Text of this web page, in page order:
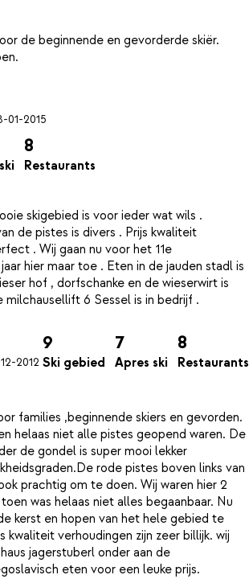
de beginnende en gevorderde skiër.
01-2015
8
Restaurants
skigebied is voor ieder wat wils .
de pistes is divers . Prijs kwaliteit
. Wij gaan nu voor het 11e
hier maar toe . Eten in de jauden stadl is
hof , dorfschanke en de wieserwirt is
2012
9
Ski gebied
7
Apres ski
8
Restaurants
families ,beginnende skiers en gevorden.
helaas niet alle pistes geopend waren. De
de gondel is super mooi lekker
rode pistes boven links van
prachtig om te doen. Wij waren hier 2
was helaas niet alles begaanbaar. Nu
kerst en hopen van het hele gebied te
kwaliteit verhoudingen zijn zeer billijk. wij
jagerstuberl onder aan de
eten voor een leuke prijs.